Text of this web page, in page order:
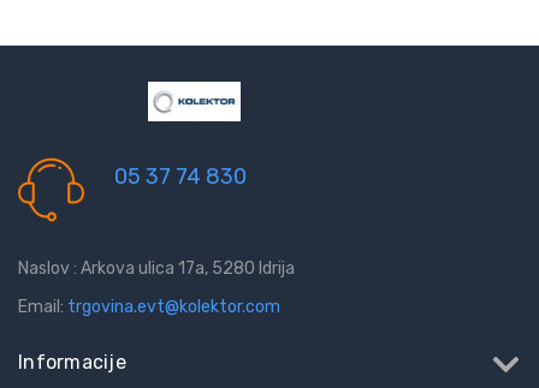
05 37 74 830
Naslov : Arkova ulica 17a, 5280 Idrija
Email: trgovina.evt@kolektor.com
Informacije